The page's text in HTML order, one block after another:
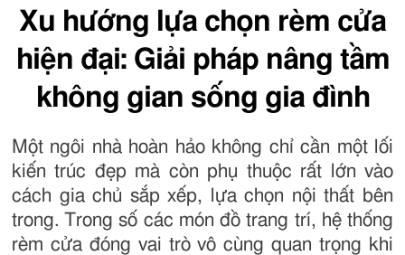
Xu hướng lựa chọn rèm cửa
hiện đại: Giải pháp nâng tầm
không gian sống gia đình
Một ngôi nhà hoàn hảo không chỉ cần một lối
kiến trúc đẹp mà còn phụ thuộc rất lớn vào
cách gia chủ sắp xếp, lựa chọn nội thất bên
trong. Trong số các món đồ trang trí, hệ thống
rèm cửa đóng vai trò vô cùng quan trọng khi